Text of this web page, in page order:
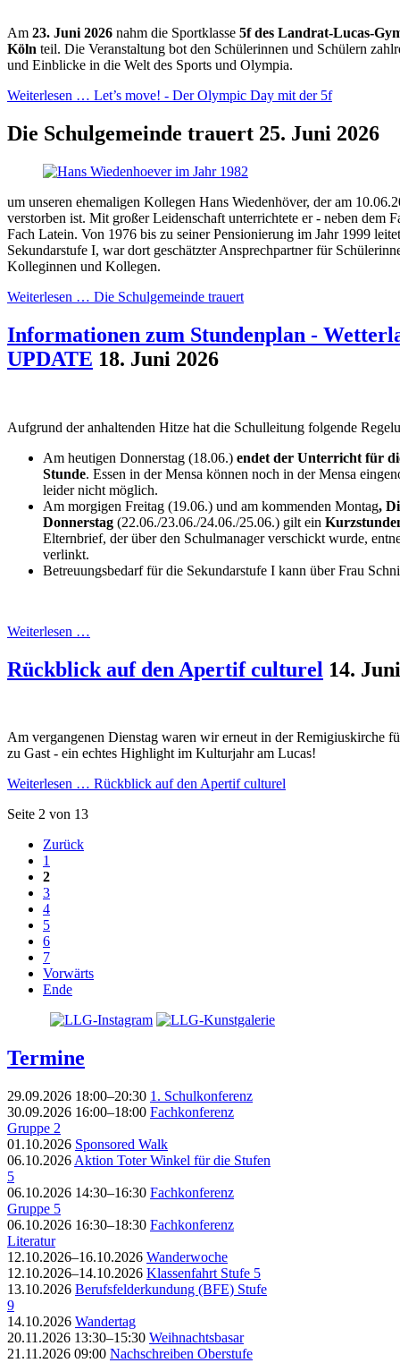
Am 23. Juni 2026 nahm die Sportklasse 5f des Landrat-Lucas-
Köln teil. Die Veranstaltung bot den Schülerinnen und Schülern
und Einblicke in die Welt des Sports und Olympia.
Weiterlesen … Let’s move! - Der Olympic Day mit der 5f
Die Schulgemeinde trauert 25. Juni 2026
um unseren ehemaligen Kollegen Hans Wiedenhöver, der am
verstorben ist. Mit großer Leidenschaft unterrichtete er - neben dem
Fach Latein. Von 1976 bis zu seiner Pensionierung im Jahr 1999
Sekundarstufe I, war dort geschätzter Ansprechpartner für
Kolleginnen und Kollegen.
Weiterlesen … Die Schulgemeinde trauert
Informationen zum Stundenplan -
UPDATE 18. Juni 2026
Aufgrund der anhaltenden Hitze hat die Schulleitung folgende
Am heutigen Donnerstag (18.06.) endet der Unterricht für
Stunde. Essen in der Mensa können noch in der Mensa
leider nicht möglich.
Am morgigen Freitag (19.06.) und am kommenden Montag,
Donnerstag (22.06./23.06./24.06./25.06.) gilt ein
Elternbrief, der über den Schulmanager verschickt wurde,
verlinkt.
Betreuungsbedarf für die Sekundarstufe I kann über Frau
Weiterlesen …
Rückblick auf den Apertif culturel 14.
Am vergangenen Dienstag waren wir erneut in der Remigiuskirche
zu Gast - ein echtes Highlight im Kulturjahr am Lucas!
Weiterlesen … Rückblick auf den Apertif culturel
Seite 2 von 13
Zurück
1
2
3
4
5
6
7
Vorwärts
Ende
Termine
29.09.2026 18:00–20:30 1. Schulkonferenz
30.09.2026 16:00–18:00 Fachkonferenz
Gruppe 2
01.10.2026 Sponsored Walk
06.10.2026 Aktion Toter Winkel für die Stufen
5
06.10.2026 14:30–16:30 Fachkonferenz
Gruppe 5
06.10.2026 16:30–18:30 Fachkonferenz
Literatur
12.10.2026–16.10.2026 Wanderwoche
12.10.2026–14.10.2026 Klassenfahrt Stufe 5
13.10.2026 Berufsfelderkundung (BFE) Stufe
9
14.10.2026 Wandertag
20.11.2026 13:30–15:30 Weihnachtsbasar
21.11.2026 09:00 Nachschreiben Oberstufe